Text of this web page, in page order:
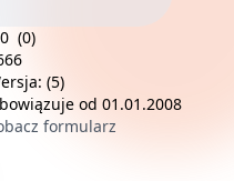
(0)
(5)
od 01.01.2008
formularz